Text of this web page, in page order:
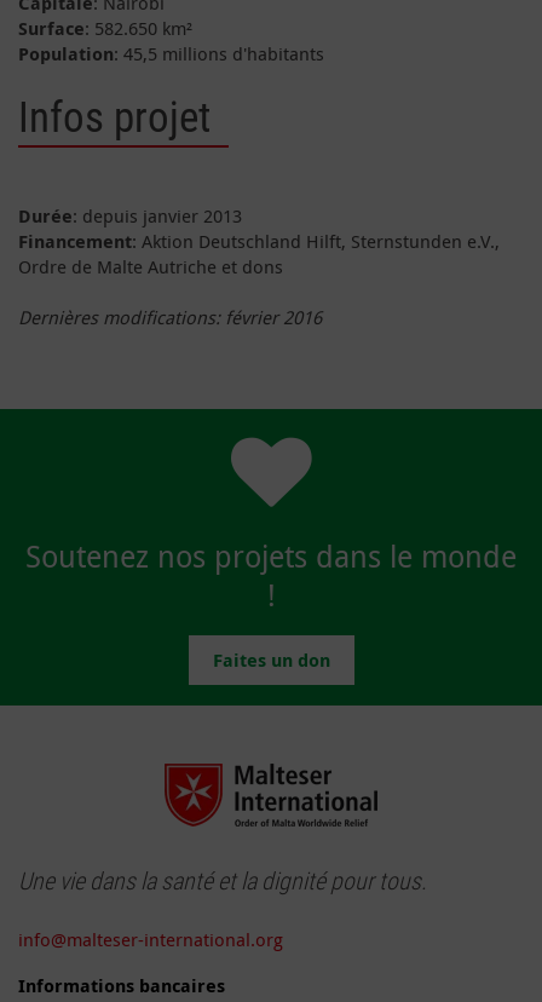
Surface: 582.650 km²
Population: 45,5 millions d'habitants
Infos projet
Durée: depuis janvier 2013
Financement: Aktion Deutschland Hilft, Sternstunden e.V.,
Ordre de Malte Autriche et dons
Dernières modifications: février 2016
Soutenez nos projets dans le monde
!
Faites un don
Une vie dans la santé et la dignité pour tous.
info@malteser-international.org
Informations bancaires